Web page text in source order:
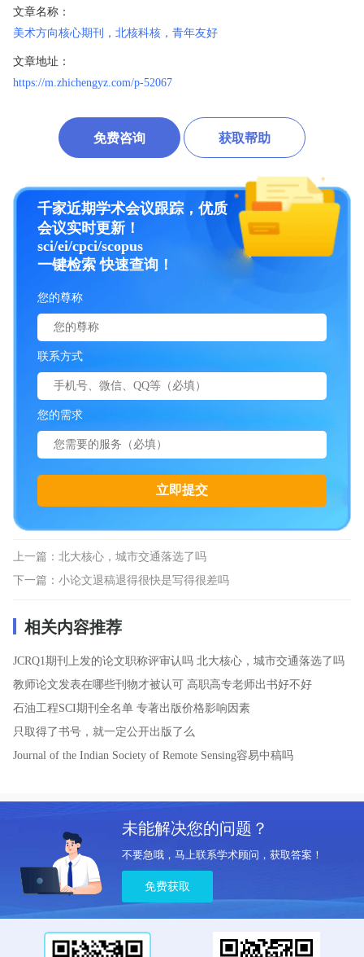
文章名称：
美术方向核心期刊，北核科核，青年友好
文章地址：
https://m.zhichengyz.com/p-52067
免费咨询 获取帮助
千家近期学术会议跟踪，优质
会议实时更新！
sci/ei/cpci/scopus
一键检索 快速查询！
您的尊称
联系方式
您的需求
上一篇： 北大核心，城市交通落选了吗
下一篇： 小论文退稿退得很快是写得很差吗
相关内容推荐
JCRQ1期刊上发的论文职称评审认吗 北大核心，城市交通落选了吗
教师论文发表在哪些刊物才被认可 高职高专老师出书好不好
石油工程SCI期刊全名单 专著出版价格影响因素
只取得了书号，就一定公开出版了么
Journal of the Indian Society of Remote Sensing容易中稿吗
未能解决您的问题？
不要急哦，马上联系学术顾问，获取答案！
免费获取